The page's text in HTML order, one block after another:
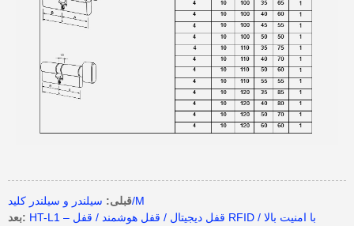
قبلی:سیلندر و سیلندر کلید/M
بعد: HT-L1 – قفل دیجیتال / قفل هوشمند / قفل RFID با امنیت بالا /